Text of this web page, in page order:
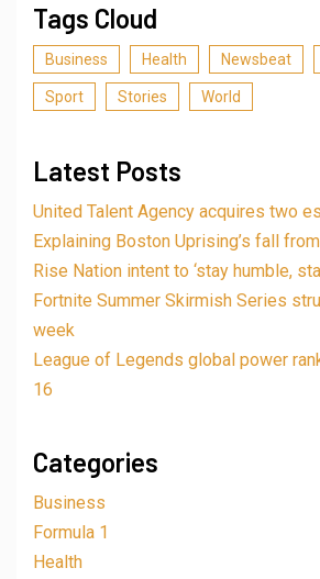
Tags Cloud
Business Health Newsbeat
Sport Stories World
Latest Posts
United Talent Agency acquires two
Explaining Boston Uprising’s fall
Rise Nation intent to ‘stay humble,
Fortnite Summer Skirmish Series
week
League of Legends global power
16
Categories
Business
Formula 1
Health